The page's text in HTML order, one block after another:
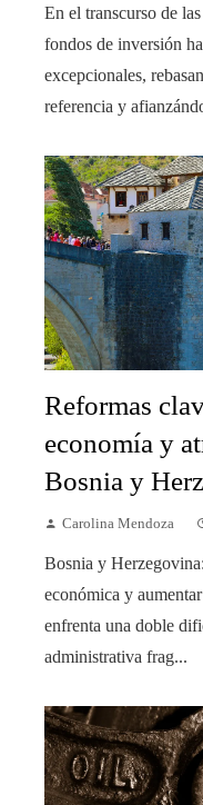
En el transcurso de
fondos de inversión
excepcionales,
referencia y
Reformas
economía y
Bosnia y
Carolina Mendoza
Bosnia y
económica y
enfrenta una doble
administrativa frag...